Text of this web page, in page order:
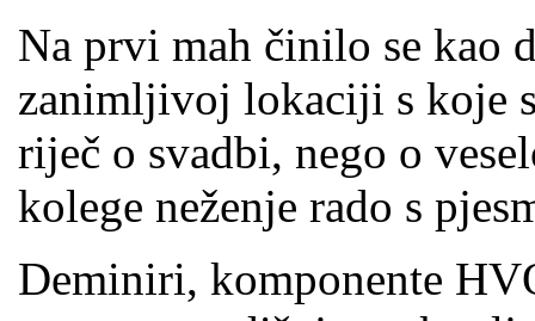
Na prvi mah činilo se kao
zanimljivoj lokaciji s koje
riječ o svadbi, nego o
kolege neženje rado s
Deminiri, komponente